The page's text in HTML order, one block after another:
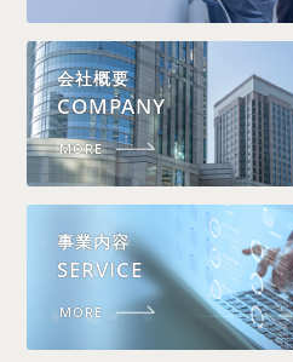
会社概要
COMPANY
MORE
事業内容
SERVICE
MORE